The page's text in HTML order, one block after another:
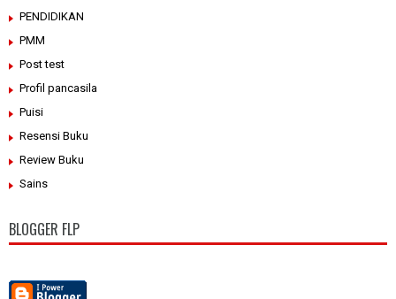
PENDIDIKAN
PMM
Post test
Profil pancasila
Puisi
Resensi Buku
Review Buku
Sains
BLOGGER FLP